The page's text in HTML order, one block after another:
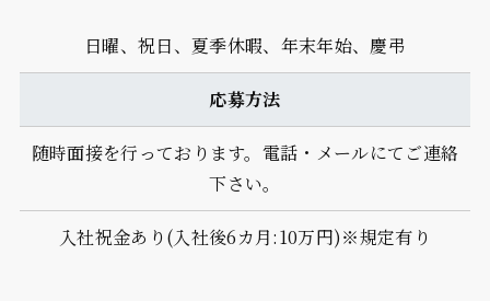
日曜、祝日、夏季休暇、年末年始、慶弔
応募方法
随時面接を行っております。電話・メールにてご連絡
下さい。
入社祝金あり(入社後6カ月:10万円)※規定有り